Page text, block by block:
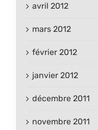
avril 2012
mars 2012
février 2012
janvier 2012
décembre 2011
novembre 2011